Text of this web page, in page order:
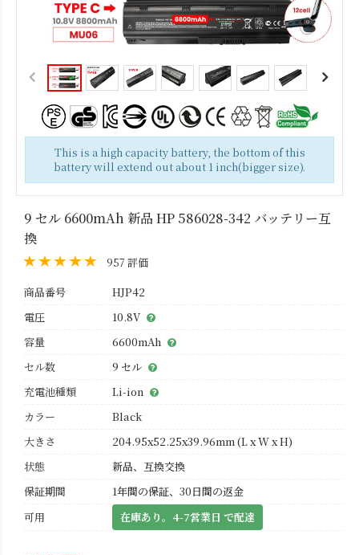
This is a high capacity battery, the bottom of this
battery will extend out about 1 inch(bigger size).
9 セル 6600mAh 新品 HP 586028-342 バッテリー互
換
957 評価
商品番号
HJP42
電圧
10.8V
容量
6600mAh
セル数
9 セル
充電池種類
Li-ion
カラー
Black
大きさ
204.95x52.25x39.96mm (L x W x H)
状態
新品、互換交換
保証期間
1年間の保証、30日間の返金
可用
在庫あり。4-7営業日 で配達